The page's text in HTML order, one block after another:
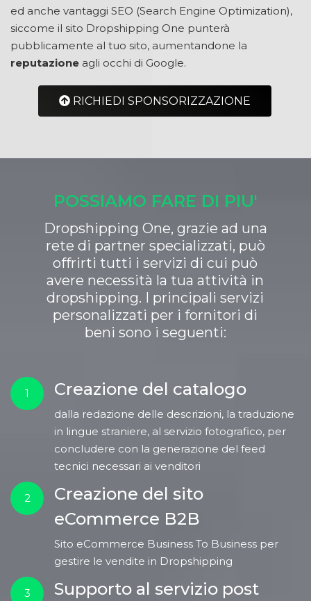
ed anche vantaggi SEO (Search Engine Optimization),
siccome il sito Dropshipping One punterà
pubblicamente al tuo sito, aumentandone la
reputazione agli occhi di Google.
RICHIEDI SPONSORIZZAZIONE
POSSIAMO FARE DI PIU'
Dropshipping One, grazie ad una
rete di partner specializzati, può
offrirti tutti i servizi di cui può
avere necessità la tua attività in
dropshipping. I principali servizi
personalizzati per i fornitori di
beni sono i seguenti:
1 Creazione del catalogo
dalla redazione delle descrizioni, la traduzione
in lingue straniere, al servizio fotografico, per
concludere con la generazione del feed
tecnici necessari ai venditori
2
Creazione del sito
eCommerce B2B
Sito eCommerce Business To Business per
gestire le vendite in Dropshipping
3
Supporto al servizio post